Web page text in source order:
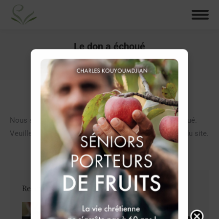
Le don a échoué
Vous êtes ici :
Accueil Le don a échoué
Nous sommes désolés, mais votre transaction a échoué.
Veuillez essayer à nouveau ou contacter l’assistance du site.
Recent Post
Séniors porteurs de fruits La vie